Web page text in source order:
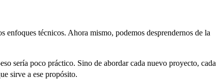
enfoques técnicos. Ahora mismo, podemos desprendernos de la
sería poco práctico. Sino de abordar cada nuevo proyecto, cada
sirve a ese propósito.